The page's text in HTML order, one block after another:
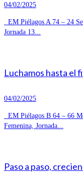
04/02/2025
EM Piélagos A 74 – 24
Jornada 13...
Luchamos hasta el
04/02/2025
EM Piélagos B 64 – 66
Femenina, Jornada...
Paso a paso,